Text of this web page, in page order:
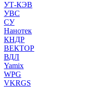
УТ-КЭВ
УВС
СУ
Нанотек
КНДР
ВЕКТОР
ВДЛ
Yamix
WPG
VKRGS